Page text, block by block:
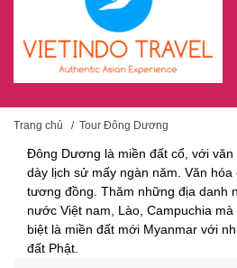
Trang chủ / Tour Đông Dương
Đông Dương là miền đất cổ, với
dày lịch sử mấy ngàn năm. Văn hóa
tương đồng. Thăm những địa danh
nước Việt nam, Lào, Campuchia
biệt là miền đất mới Myanmar với
đất Phật.